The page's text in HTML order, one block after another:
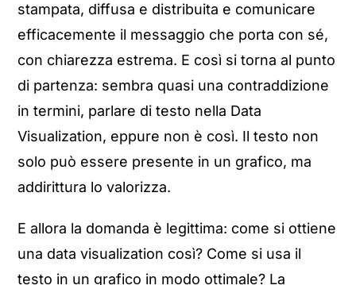
stampata, diffusa e distribuita e comunicare
efficacemente il messaggio che porta con sé,
con chiarezza estrema. E così si torna al punto
di partenza: sembra quasi una contraddizione
in termini, parlare di testo nella Data
Visualization, eppure non è così. Il testo non
solo può essere presente in un grafico, ma
addirittura lo valorizza.
E allora la domanda è legittima: come si ottiene
una data visualization così? Come si usa il
testo in un grafico in modo ottimale? La